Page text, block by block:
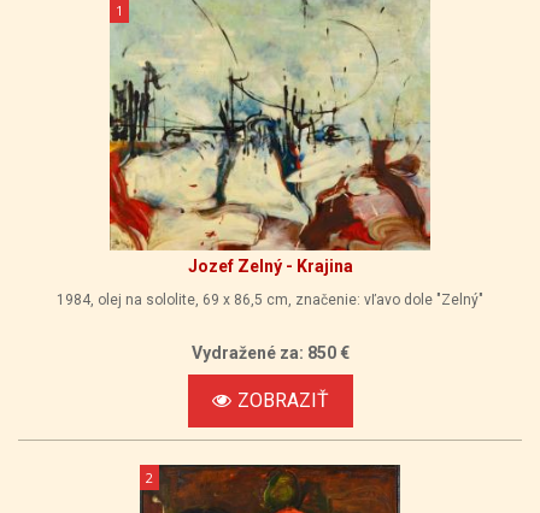
1
Jozef Zelný - Krajina
1984, olej na sololite, 69 x 86,5 cm, značenie: vľavo dole "Zelný"
Vydražené za: 850 €
ZOBRAZIŤ
2